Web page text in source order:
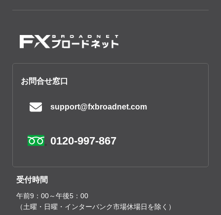
お問合せ窓口
support@fxbroadnet.com
0120-997-867
受付時間
午前9：00～午後5：00
（土曜・日曜・インターバンク市場休場日を除く）